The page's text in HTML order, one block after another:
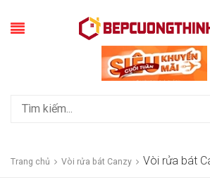
Trang chủ Vòi rửa bát Canzy Vòi rửa bát